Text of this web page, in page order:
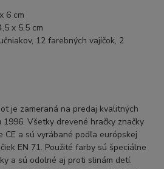
6 cm
x 5,5 cm
12 farebných vajíčok, 2
je zameraná na predaj kvalitných
Všetky drevené hračky značky
CE a sú vyrábané podľa európskej
EN 71. Použité farby sú špeciálne
a sú odolné aj proti slinám detí.